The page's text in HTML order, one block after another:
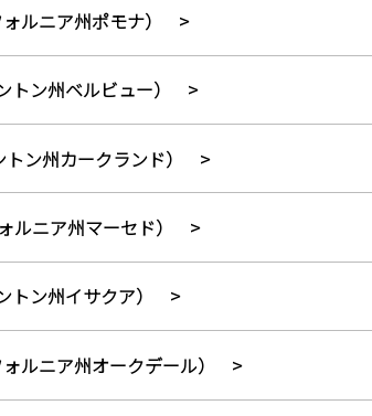
ルニア州ポモナ）
ン州ベルビュー）
ン州カークランド）
ルニア州マーセド）
ン州イサクア）
ルニア州オークデール）